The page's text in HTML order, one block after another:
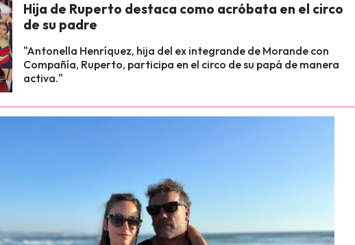
Hija de Ruperto destaca como acróbata en el circo
de su padre
"Antonella Henríquez, hija del ex integrande de Morande con
Compañía, Ruperto, participa en el circo de su papá de manera
activa."